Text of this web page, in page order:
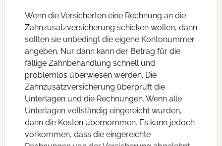
Wenn die Versicherten eine Rechnung an die
Zahnzusatzversicherung schicken wollen, dann
sollten sie unbedingt die eigene Kontonummer
angeben. Nur dann kann der Betrag für die
fällige Zahnbehandlung schnell und
problemlos überwiesen werden. Die
Zahnzusatzversicherung überprüft die
Unterlagen und die Rechnungen. Wenn alle
Unterlagen vollständig eingereicht wurden,
dann die Kosten übernommen. Es kann jedoch
vorkommen, dass die eingereichte